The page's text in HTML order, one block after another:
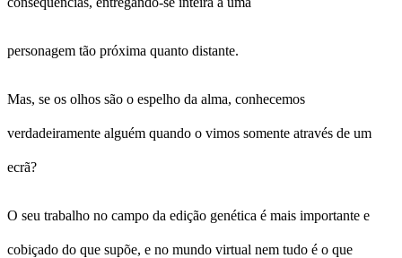
personagem tão próxima quanto distante.
Mas, se os olhos são o espelho da alma, conhecemos
verdadeiramente alguém quando o vimos somente através de um
ecrã?
O seu trabalho no campo da edição genética é mais importante e
cobiçado do que supõe, e no mundo virtual nem tudo é o que